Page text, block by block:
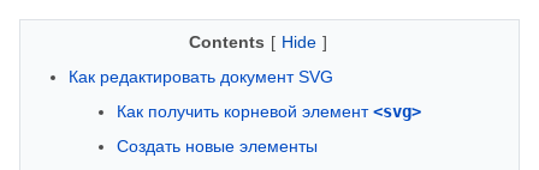
Contents [ Hide ]
Как редактировать документ SVG
Как получить корневой элемент<svg>
Создать новые элементы